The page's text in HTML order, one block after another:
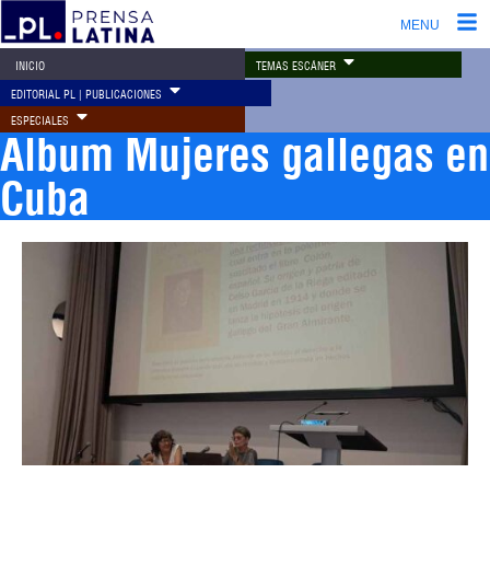
MENU
INICIO TEMAS ESCÁNER
EDITORIAL PL | PUBLICACIONES
ESPECIALES
Album Mujeres gallegas en
Cuba